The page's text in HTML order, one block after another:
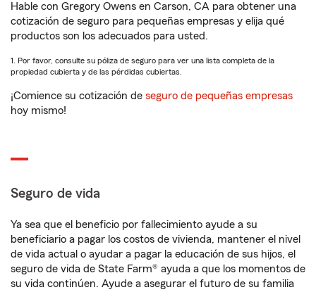
Hable con Gregory Owens en Carson, CA para obtener una
cotización de seguro para pequeñas empresas y elija qué
productos son los adecuados para usted.
1. Por favor, consulte su póliza de seguro para ver una lista completa de la
propiedad cubierta y de las pérdidas cubiertas.
¡Comience su cotización de seguro de pequeñas empresas
hoy mismo!
Seguro de vida
Ya sea que el beneficio por fallecimiento ayude a su
beneficiario a pagar los costos de vivienda, mantener el nivel
de vida actual o ayudar a pagar la educación de sus hijos, el
seguro de vida de State Farm® ayuda a que los momentos de
su vida continúen. Ayude a asegurar el futuro de su familia